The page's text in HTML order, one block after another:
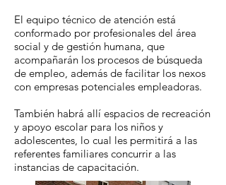
El equipo técnico de atención está
conformado por profesionales del área
social y de gestión humana, que
acompañarán los procesos de búsqueda
de empleo, además de facilitar los nexos
con empresas potenciales empleadoras.
También habrá allí espacios de recreación
y apoyo escolar para los niños y
adolescentes, lo cual les permitirá a las
referentes familiares concurrir a las
instancias de capacitación.